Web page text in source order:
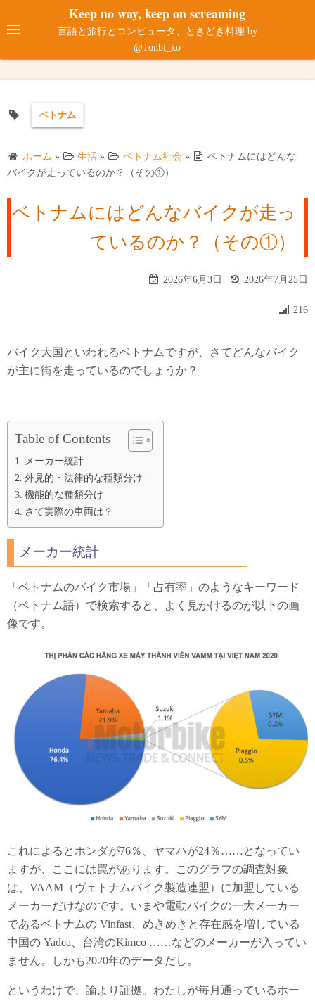
ン
ン
ツ
ス
ッ
プ
Keep no way, keep on screaming
言語と旅行とコンピュータ、ときどき料理 by
@Tonbi_ko
ベトナム
ホーム » 生活 » ベトナム社会»
ベトナムにはどんな
バイクが走っているのか？（その①）
ベトナムにはどんなバイクが走っ
ているのか？（その①）
2026年6月3日 2026年7月25日
216
バイク大国といわれるベトナムですが、さてどんなバイク
が主に街を走っているのでしょうか？
Table of Contents
メーカー統計
外見的・法律的な種類分け
機能的な種類分け
さて実際の車両は？
メーカー統計
「ベトナムのバイク市場」「占有率」のようなキーワード
（ベトナム語）で検索すると、よく見かけるのが以下の画
像です。
これによるとホンダが76％、ヤマハが24％……となってい
ますが、ここには罠があります。このグラフの調査対象
は、VAAM（ヴェトナムバイク製造連盟）に加盟している
メーカーだけなのです。いまや電動バイクの一大メーカー
であるベトナムの Vinfast、めきめきと存在感を増している
中国の Yadea、台湾のKimco ……などのメーカーが入ってい
ません。しかも2020年のデータだし。
というわけで、論より証拠。わたしが毎月通っているホー